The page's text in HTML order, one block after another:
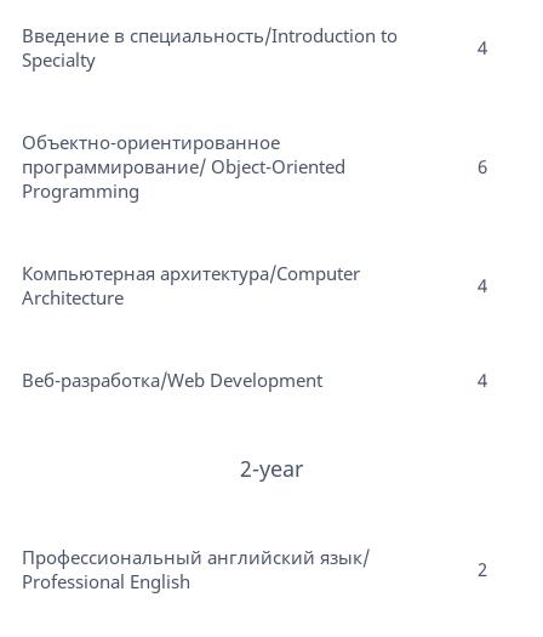
Введение в специальность/Introduction to
Specialty
4
Объектно-ориентированное
программирование/ Object-Oriented
Programming
6
Компьютерная архитектура/Computer
Architecture
4
Веб-разработка/Web Development 4
2-year
Профессиональный английский язык/
Professional English
2